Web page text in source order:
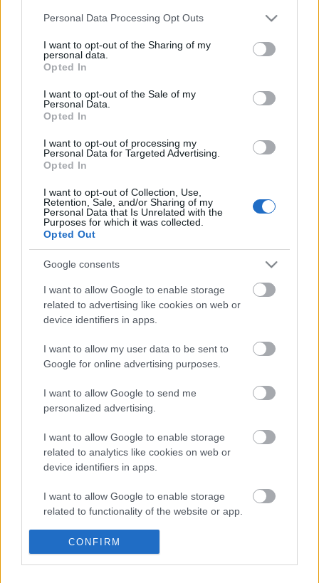
Please note that this website/app uses one or more Google
not limited to your visit or usage behaviour. You may click to
grant or deny consent to Google and its third-party tags to
use your data for below specified purposes in below Google
consent section.
Personal Data Processing Opt Outs
I want to opt-out of the Sharing of my
personal data.
Opted In
I want to opt-out of the Sale of my
Personal Data.
Opted In
I want to opt-out of processing my
Personal Data for Targeted Advertising.
Opted In
I want to opt-out of Collection, Use,
Retention, Sale, and/or Sharing of my
Personal Data that Is Unrelated with the
Purposes for which it was collected.
Opted Out
Google consents
I want to allow Google to enable storage
related to advertising like cookies on web or
device identifiers in apps.
I want to allow my user data to be sent to
Google for online advertising purposes.
I want to allow Google to send me
personalized advertising.
I want to allow Google to enable storage
related to analytics like cookies on web or
device identifiers in apps.
I want to allow Google to enable storage
related to functionality of the website or app.
I want to allow Google to enable storage
related to personalization.
CONFIRM
Az alsó tagozatosok már délelőtt megkezdték az
ismerkedést Mezei Máriával. A színésznő ...
Híradó - Hétfő
Kompánia 2011. október 12.
2011. október 10. hétfő
Gondolatok a művészetről. Művészek és kultúra.
Rajzok, megörökített pillanatok, és kisfilmek. Versek
és dalok. ...
Zseniális Korszak - a valóság
mitizálása Fotópályázat
Kompánia•2011. szeptember 25.
A Kompánia Színházi Társulat Fotó-és-Film pályázatot
hirdet a Visegrádi 4-ek országaiban,
Zseniális korszak A valóság mitizálása
Mezei Mária Emlékhét 2011
Kedves Barátaink!
Örömmel osztjuk meg veletek, hogy elkészült a III.
Mezei Mária Emlékhét programja!
A művészetre szükségünk van először ...
Október 10. Hétfő, Nyitó nap
Kompánia•2011. szeptember 22.